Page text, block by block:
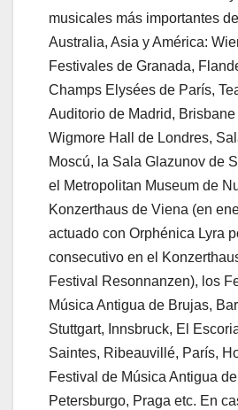
musicales más importantes
Australia, Asia y América:
Festivales de Granada,
Champs Elysées de París,
Auditorio de Madrid,
Wigmore Hall de Londres,
Moscú, la Sala Glazunov de
el Metropolitan Museum de
Konzerthaus de Viena (en
actuado con Orphénica Lyra
consecutivo en el
Festival Resonnanzen), los
Música Antigua de Brujas,
Stuttgart, Innsbruck, El
Saintes, Ribeauvillé, París,
Festival de Música Antigua
Petersburgo, Praga etc. En